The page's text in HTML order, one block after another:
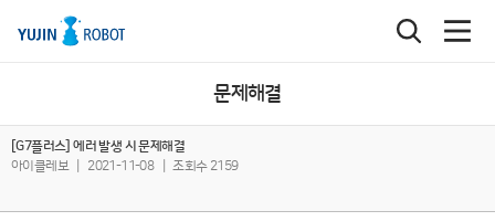
문제해결
[G7플러스] 에러 발생 시 문제해결
아이클레보
2021-11-08 조회수 2159